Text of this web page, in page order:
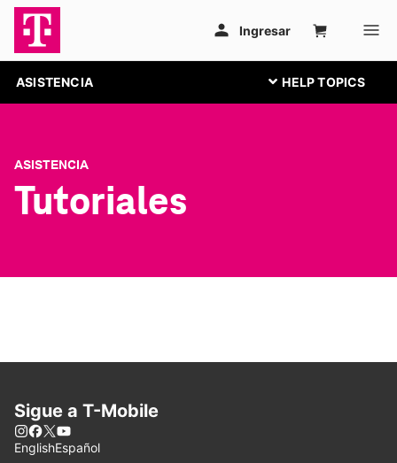
ASISTENCIA
ASISTENCIA
Tutoriales